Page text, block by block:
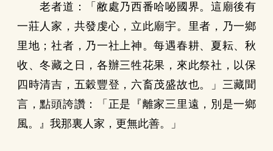
老者道：「敝處乃西番哈咇國界。這廟後有
一莊人家，共發虔心，立此廟宇。里者，乃一鄉
里地；社者，乃一社上神。每遇春耕、夏耘、秋
收、冬藏之日，各辦三牲花果，來此祭社，以保
四時清吉，五穀豐登，六畜茂盛故也。」三藏聞
言，點頭誇讚：「正是『離家三里遠，別是一鄉
風。』我那裏人家，更無此善。」